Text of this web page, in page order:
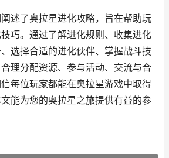
述了奥拉星进化攻略，旨在帮助玩
巧。通过了解进化规则、收集进化
选择合适的进化伙伴、掌握战斗技
理分配资源、参与活动、交流与合
每位玩家都能在奥拉星游戏中取得
能为您的奥拉星之旅提供有益的参